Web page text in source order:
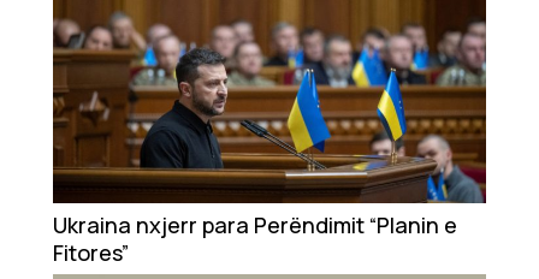
Pikëpamje
Art Jete
Kulturë
Showbiz
Ekonomi
Ukraina nxjerr para Perëndimit “Planin e
Fitores”